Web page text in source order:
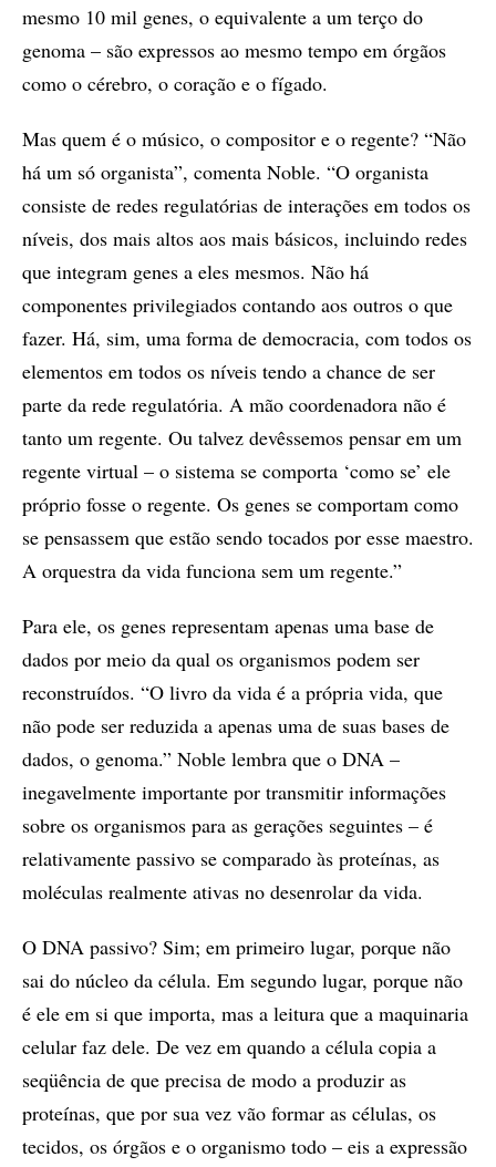
mesmo 10 mil genes, o equivalente a um terço do
genoma – são expressos ao mesmo tempo em órgãos
como o cérebro, o coração e o fígado.
Mas quem é o músico, o compositor e o regente? “Não
há um só organista”, comenta Noble. “O organista
consiste de redes regulatórias de interações em todos os
níveis, dos mais altos aos mais básicos, incluindo redes
que integram genes a eles mesmos. Não há
componentes privilegiados contando aos outros o que
fazer. Há, sim, uma forma de democracia, com todos os
elementos em todos os níveis tendo a chance de ser
parte da rede regulatória. A mão coordenadora não é
tanto um regente. Ou talvez devêssemos pensar em um
regente virtual – o sistema se comporta ‘como se’ ele
próprio fosse o regente. Os genes se comportam como
se pensassem que estão sendo tocados por esse maestro.
A orquestra da vida funciona sem um regente.”
Para ele, os genes representam apenas uma base de
dados por meio da qual os organismos podem ser
reconstruídos. “O livro da vida é a própria vida, que
não pode ser reduzida a apenas uma de suas bases de
dados, o genoma.” Noble lembra que o DNA –
inegavelmente importante por transmitir informações
sobre os organismos para as gerações seguintes – é
relativamente passivo se comparado às proteínas, as
moléculas realmente ativas no desenrolar da vida.
O DNA passivo? Sim; em primeiro lugar, porque não
sai do núcleo da célula. Em segundo lugar, porque não
é ele em si que importa, mas a leitura que a maquinaria
celular faz dele. De vez em quando a célula copia a
seqüência de que precisa de modo a produzir as
proteínas, que por sua vez vão formar as células, os
tecidos, os órgãos e o organismo todo – eis a expressão